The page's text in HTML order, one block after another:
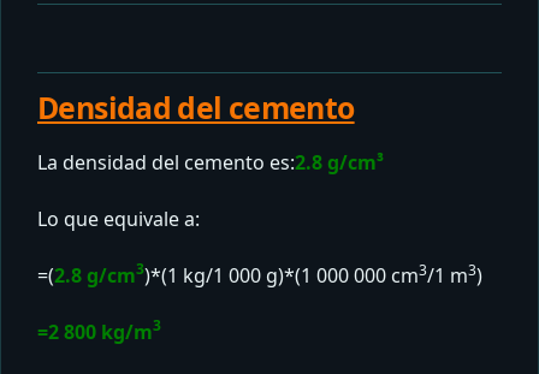
Densidad del cemento
La densidad del cemento es:2.8 g/cm³
Lo que equivale a:
=(2.8 g/cm3)*(1 kg/1 000 g)*(1 000 000 cm3/1 m3)
=2 800 kg/m3